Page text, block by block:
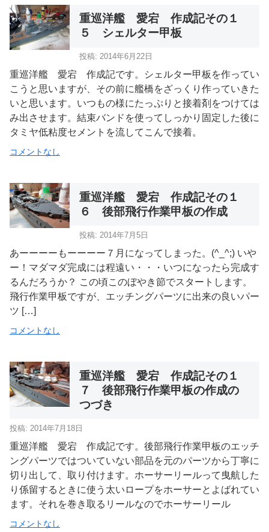
重巡洋艦 愛宕 作成記その１
５ シェルター甲板
投稿: 2014年6月22日
重巡洋艦 愛宕 作成記です。シェルター甲板を作ってい
こうと思いますが、その前に艦橋をざっくり作っていきた
いと思います。いつもの様にたっぷりと接着剤をつけては
み出させます。結束バンドを使ってしっかり固定した後に
タミヤ低粘度セメントを流してこんで接着。
コメントなし
重巡洋艦 愛宕 作成記その１
６ 後部飛行作業甲板の作成
投稿: 2014年7月5日
あーーーーもーーーー７月になってしまった。(^_^;) いや
ー！マダマダ完成には程遠い・・・いつになったら完成す
るんだろうか？ この頃このぼやき節でスタートします。
飛行作業甲板ですが、エッチングパーツに出来の良いパー
ツ […]
コメントなし
重巡洋艦 愛宕 作成記その１
７ 後部飛行作業甲板の作成の
つづき
投稿: 2014年7月18日
重巡洋艦 愛宕 作成記です。後部飛行作業甲板のエッチ
ングパーツではついていない部品を元のパーツから丁寧に
切り出して、取り付けます。ホーサーリールって曳航した
り係留するときに使う太いロープをホーサーとよばれてい
ます。それを巻き取るリールなのでホーサーリール
コメントなし